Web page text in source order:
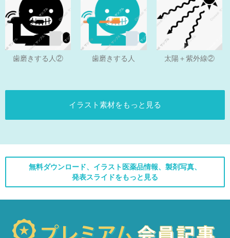
歯磨きする人② 歯磨きする人 太陽＋紫外線②
イラスト素材をもっと見る
無料ダウンロード、イラスト医薬品情報、製剤写真、
発表スライドをもっと見る